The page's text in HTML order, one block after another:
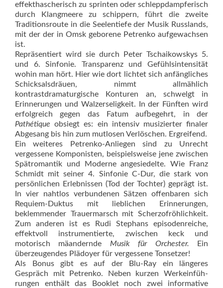
effekthascherisch zu sprinten oder schleppdampferisch
durch Klangmeere zu schippern, führt die zweite
Traditionsroute in die See­lentiefe der Musik Russlands,
mit der der in Omsk geborene Petrenko aufgewachsen
ist.
Repräsentiert wird sie durch Peter Tschaikowskys 5.
und 6. Sin­fonie. Transparenz und Gefühlsintensität
wohin man hört. Hier wie dort lichtet sich anfängliches
Schicksalsdräuen, nimmt allmäh­lich
kontrastdramaturgische Kontu­ren an, schwelgt in
Erinnerungen und Walzerseligkeit. In der Fünften wird
erfolgreich gegen das Fatum aufbegehrt, in der
Pathétiqueob­siegt es: ein intensiv musizierter finaler
Abgesang bis hin zum mut­losen Verlöschen. Ergreifend.
Ein weiteres Petrenko-Anliegen sind zu Unrecht
vergessene Komponisten, beispielsweise jene zwischen
Spätromantik und Moderne ange­siedelte. Wie Franz
Schmidt mit sei­ner 4. Sinfonie C-Dur, die stark von
persönlichen Erlebnissen (Tod der Tochter) geprägt ist.
In vier nahtlos verbundenen Sätzen offenbaren sich
Requiem-Duktus mit lieblichen Erinnerungen,
beklemmender Trauermarsch mit Scherzofröhlich­keit.
Zum anderen ist es Rudi Ste­phans episodenreiche,
effektvoll in­strumentierte, zwischen keck und
motorisch mäandernde Musik für Orchester.
Ein
überzeugendes Plä­doyer für vergessene Tonsetzer!
Als Bonus gibt es auf der Blu-Ray ein längeres
Gespräch mit Pe­trenko. Neben kurzen Werkeinfüh­
rungen enthält das Booklet noch zwei informative